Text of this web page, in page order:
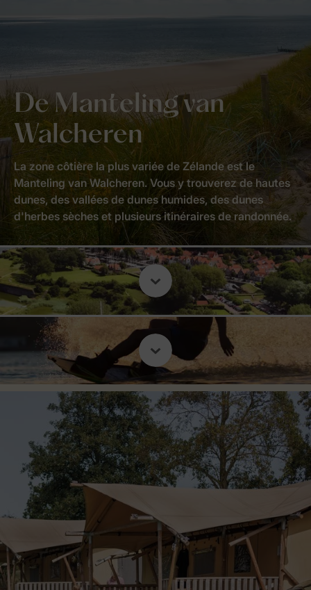
De Manteling van
Walcheren
La zone côtière la plus variée de Zélande est le
Manteling van Walcheren. Vous y trouverez de hautes
dunes, des vallées de dunes humides, des dunes
d'herbes sèches et plusieurs itinéraires de randonnée.